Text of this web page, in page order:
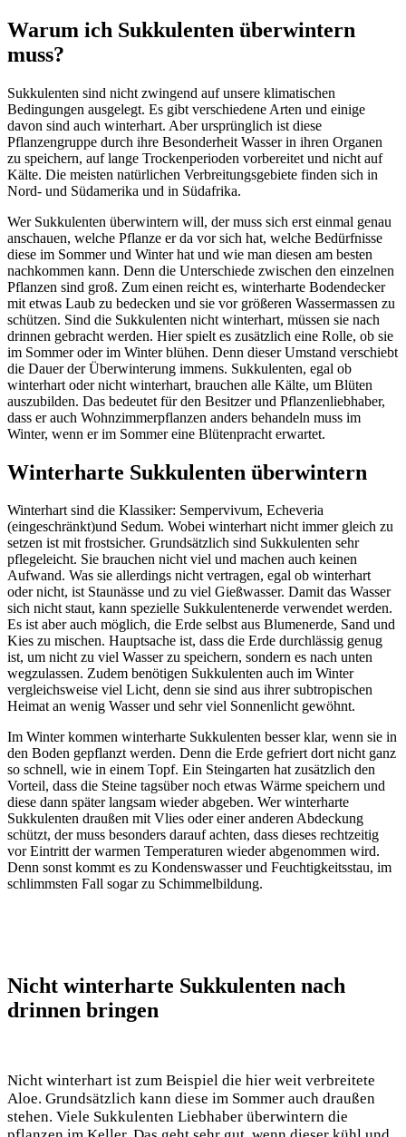
Warum ich Sukkulenten überwintern
muss?
Sukkulenten sind nicht zwingend auf unsere klimatischen
Bedingungen ausgelegt. Es gibt verschiedene Arten und einige
davon sind auch winterhart. Aber ursprünglich ist diese
Pflanzengruppe durch ihre Besonderheit Wasser in ihren Organen
zu speichern, auf lange Trockenperioden vorbereitet und nicht auf
Kälte. Die meisten natürlichen Verbreitungsgebiete finden sich in
Nord- und Südamerika und in Südafrika.
Wer Sukkulenten überwintern will, der muss sich erst einmal genau
anschauen, welche Pflanze er da vor sich hat, welche Bedürfnisse
diese im Sommer und Winter hat und wie man diesen am besten
nachkommen kann. Denn die Unterschiede zwischen den einzelnen
Pflanzen sind groß. Zum einen reicht es, winterharte Bodendecker
mit etwas Laub zu bedecken und sie vor größeren Wassermassen zu
schützen. Sind die Sukkulenten nicht winterhart, müssen sie nach
drinnen gebracht werden. Hier spielt es zusätzlich eine Rolle, ob sie
im Sommer oder im Winter blühen. Denn dieser Umstand verschiebt
die Dauer der Überwinterung immens. Sukkulenten, egal ob
winterhart oder nicht winterhart, brauchen alle Kälte, um Blüten
auszubilden. Das bedeutet für den Besitzer und Pflanzenliebhaber,
dass er auch Wohnzimmerpflanzen anders behandeln muss im
Winter, wenn er im Sommer eine Blütenpracht erwartet.
Winterharte Sukkulenten überwintern
Winterhart sind die Klassiker: Sempervivum, Echeveria
(eingeschränkt)und Sedum. Wobei winterhart nicht immer gleich zu
setzen ist mit frostsicher. Grundsätzlich sind Sukkulenten sehr
pflegeleicht. Sie brauchen nicht viel und machen auch keinen
Aufwand. Was sie allerdings nicht vertragen, egal ob winterhart
oder nicht, ist Staunässe und zu viel Gießwasser. Damit das Wasser
sich nicht staut, kann spezielle Sukkulentenerde verwendet werden.
Es ist aber auch möglich, die Erde selbst aus Blumenerde, Sand und
Kies zu mischen. Hauptsache ist, dass die Erde durchlässig genug
ist, um nicht zu viel Wasser zu speichern, sondern es nach unten
wegzulassen. Zudem benötigen Sukkulenten auch im Winter
vergleichsweise viel Licht, denn sie sind aus ihrer subtropischen
Heimat an wenig Wasser und sehr viel Sonnenlicht gewöhnt.
Im Winter kommen winterharte Sukkulenten besser klar, wenn sie in
den Boden gepflanzt werden. Denn die Erde gefriert dort nicht ganz
so schnell, wie in einem Topf. Ein Steingarten hat zusätzlich den
Vorteil, dass die Steine tagsüber noch etwas Wärme speichern und
diese dann später langsam wieder abgeben. Wer winterharte
Sukkulenten draußen mit Vlies oder einer anderen Abdeckung
schützt, der muss besonders darauf achten, dass dieses rechtzeitig
vor Eintritt der warmen Temperaturen wieder abgenommen wird.
Denn sonst kommt es zu Kondenswasser und Feuchtigkeitsstau, im
schlimmsten Fall sogar zu Schimmelbildung.
Nicht winterharte Sukkulenten nach
drinnen bringen
Nicht winterhart ist zum Beispiel die hier weit verbreitete
Aloe. Grundsätzlich kann diese im Sommer auch draußen
stehen. Viele Sukkulenten Liebhaber überwintern die